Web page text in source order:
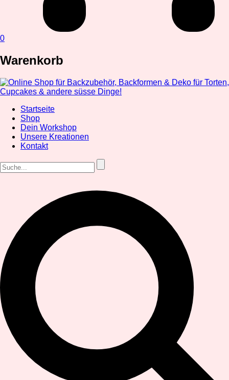
0
Warenkorb
Startseite
Shop
Dein Workshop
Unsere Kreationen
Kontakt